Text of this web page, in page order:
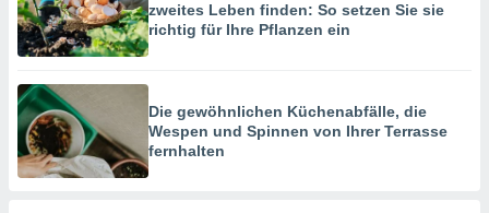
zweites Leben finden: So setzen Sie sie
richtig für Ihre Pflanzen ein
Die gewöhnlichen Küchenabfälle, die
Wespen und Spinnen von Ihrer Terrasse
fernhalten